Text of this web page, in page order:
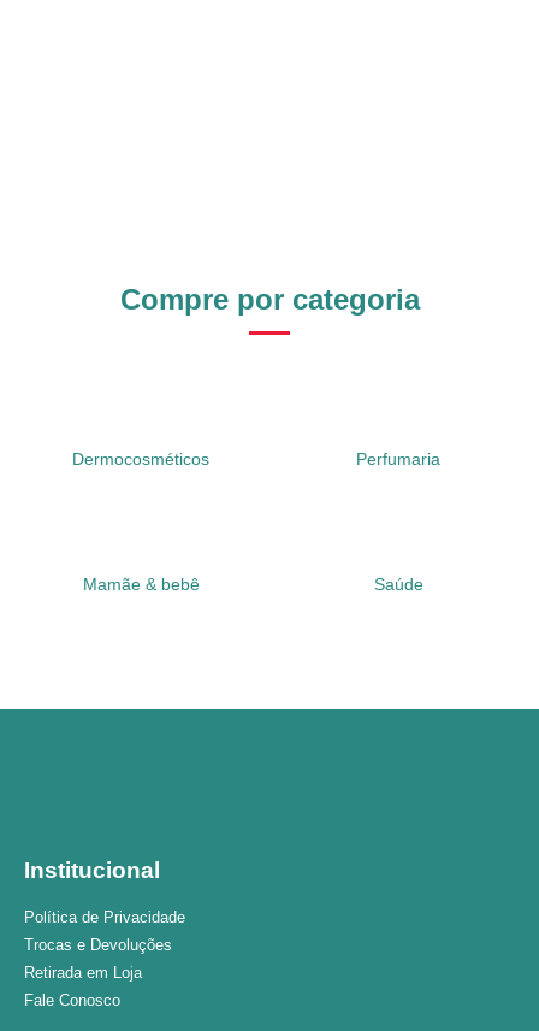
Compre por categoria
Dermocosméticos Perfumaria
Mamãe & bebê Saúde
Institucional
Política de Privacidade
Trocas e Devoluções
Retirada em Loja
Fale Conosco